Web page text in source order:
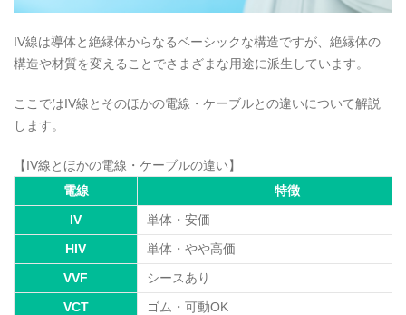
IV線は導体と絶縁体からなるベーシックな構造ですが、絶縁体の
構造や材質を変えることでさまざまな用途に派生しています。
ここではIV線とそのほかの電線・ケーブルとの違いについて解説
します。
【IV線とほかの電線・ケーブルの違い】
電線
特徴
IV
単体・安価
HIV
単体・やや高価
VVF
シースあり
VCT
ゴム・可動OK